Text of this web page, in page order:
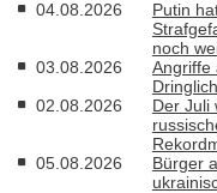
04.08.2026
Putin
noch
03.08.2026
Angriffe
02.08.2026
Der Juli
05.08.2026
Bürger